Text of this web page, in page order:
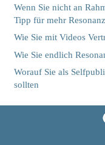
Wenn Sie nicht an
Tipp für mehr
Wie Sie mit Videos
Wie Sie endlich
Worauf Sie als
sollten